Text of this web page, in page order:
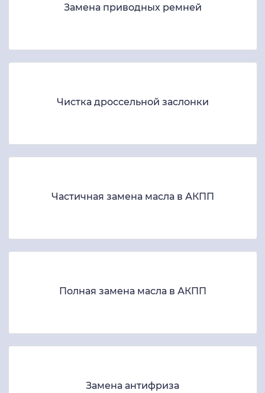
Замена приводных ремней
Чистка дроссельной заслонки
Частичная замена масла в АКПП
Полная замена масла в АКПП
Замена антифриза